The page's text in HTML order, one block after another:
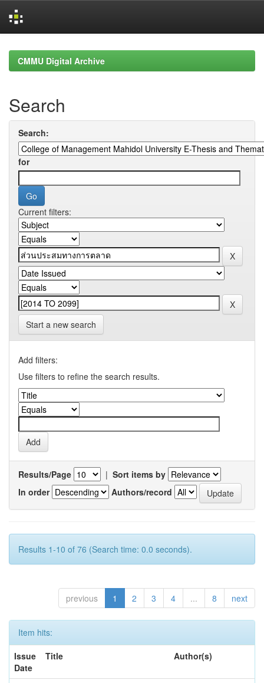
navigationCMMU Digital Archive
Search
Search:
for
Current filters:
Start a new search
Add filters:
Use filters to refine the search results.
Results/Page | Sort items by
In order
Authors/record
Results 1-10 of 76 (Search time: 0.0 seconds).
previous 1 2 3 4 ... 8 next
Item hits:
Issue
Date
Title Author(s)